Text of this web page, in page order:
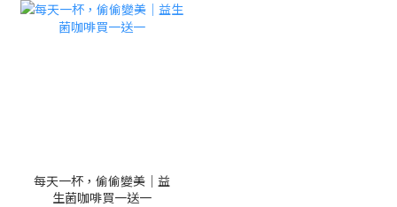
每天一杯，偷偷變美｜益
生菌咖啡買一送一